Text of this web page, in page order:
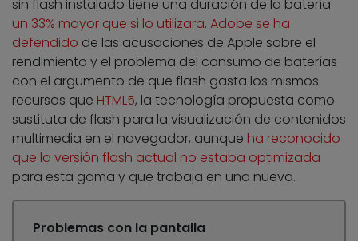
sin flash instalado tiene una duración de la batería
un 33% mayor que si lo utilizara. Adobe se ha
defendido de las acusaciones de Apple sobre el
rendimiento y el problema del consumo de baterías
con el argumento de que flash gasta los mismos
recursos que HTML5, la tecnología propuesta como
sustituta de flash para la visualización de contenidos
multimedia en el navegador, aunque ha reconocido
que la versión flash actual no estaba optimizada
para esta gama y que trabaja en una nueva.
Problemas con la pantalla